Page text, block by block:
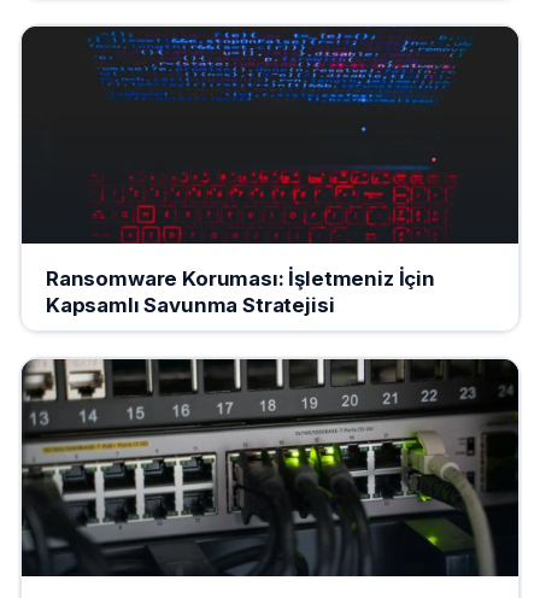
Ransomware Koruması: İşletmeniz İçin
Kapsamlı Savunma Stratejisi